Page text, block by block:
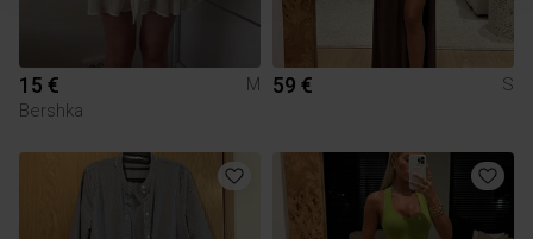
15 €
M
Bershka
59 € S